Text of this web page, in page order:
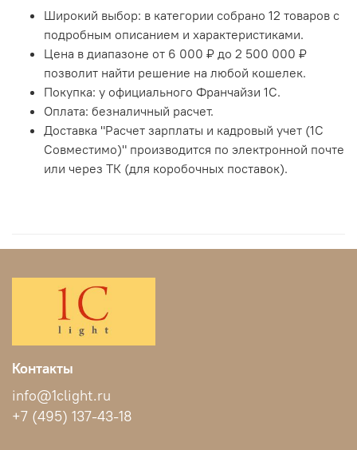
Широкий выбор: в категории собрано 12 товаров с
подробным описанием и характеристиками.
Цена в диапазоне от 6 000 ₽ до 2 500 000 ₽
позволит найти решение на любой кошелек.
Покупка: у официального Франчайзи 1С.
Оплата: безналичный расчет.
Доставка "Расчет зарплаты и кадровый учет (1С
Совместимо)" производится по электронной почте
или через ТК (для коробочных поставок).
Контакты
info@1clight.ru
+7 (495) 137-43-18